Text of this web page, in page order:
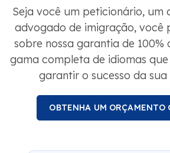
Seja você um peticionário, um
advogado de imigração, você
sobre nossa garantia de 100%
gama completa de idiomas
garantir o sucesso da
OBTENHA UM ORÇAMENTO